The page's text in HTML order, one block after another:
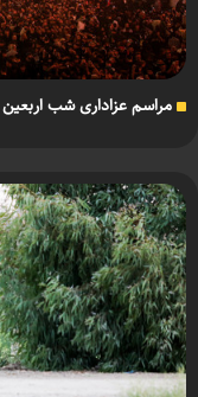
مراسم عزاداری شب